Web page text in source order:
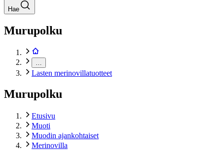
Hae
Murupolku
Lasten merinovillatuotteet
Murupolku
Etusivu
Muoti
Muodin ajankohtaiset
Merinovilla